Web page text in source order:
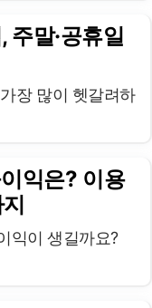
주말·공휴일
장 많이 헷갈려하
익은? 이용
익이 생길까요?